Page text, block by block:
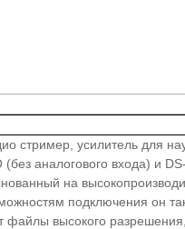
стример, усилитель для
аналогового входа) и
на
подключения он
высокого